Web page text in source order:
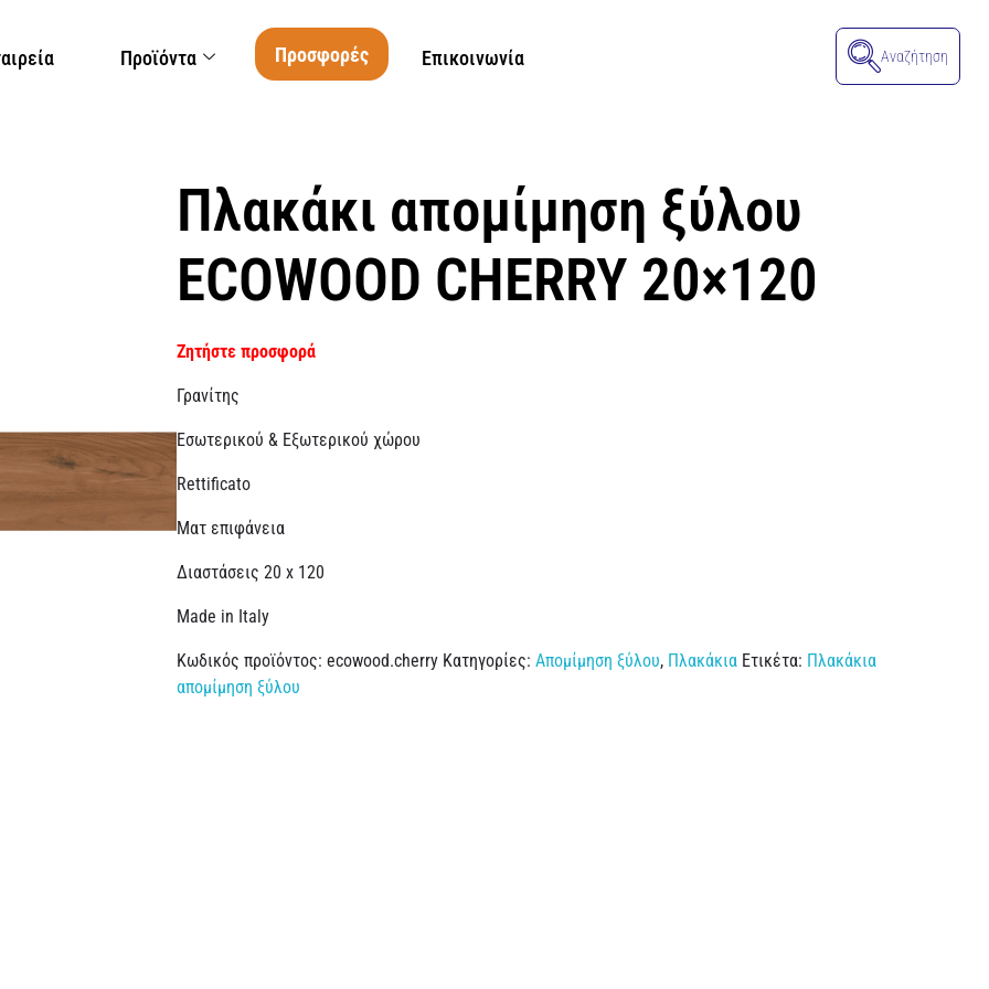
Προϊόντα Προσφορές Επικοινωνία Αναζήτηση
Πλακάκι απομίμηση ξύλου
ECOWOOD CHERRY 20×120
Ζητήστε προσφορά
Γρανίτης
Εσωτερικού & Εξωτερικού χώρου
Rettificato
Ματ επιφάνεια
Διαστάσεις 20 x 120
Made in Italy
Κωδικός προϊόντος:ecowood.cherry Κατηγορίες:Απομίμηση ξύλου, Πλακάκια Ετικέτα: Πλακάκια
απομίμηση ξύλου